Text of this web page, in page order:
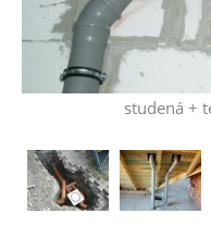
studená +